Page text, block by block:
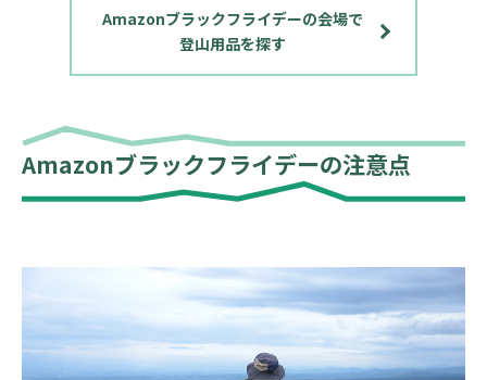
Amazonブラックフライデーの会場で
登山用品を探す
Amazonブラックフライデーの注意点